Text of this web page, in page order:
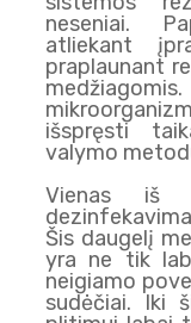
neseniai.
atliekant
praplaunant
išspręsti
valymo
Vienas iš
Šis daugelį
yra ne tik
neigiamo
sudėčiai. Iki